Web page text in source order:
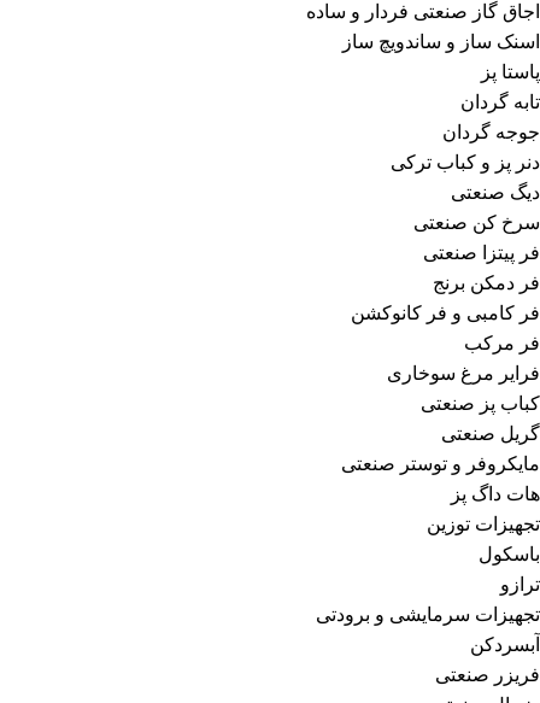
اجاق گاز صنعتی فردار و ساده
اسنک ساز و ساندویچ ساز
پاستا پز
تابه گردان
جوجه گردان
دنر پز و کباب ترکی
دیگ صنعتی
سرخ کن صنعتی
فر پیتزا صنعتی
فر دمکن برنج
فر کامبی و فر کانوکشن
فر مرکب
فرایر مرغ سوخاری
کباب پز صنعتی
گریل صنعتی
مایکروفر و توستر صنعتی
هات داگ پز
تجهیزات توزین
باسکول
ترازو
تجهیزات سرمایشی و برودتی
آبسردکن
فریزر صنعتی